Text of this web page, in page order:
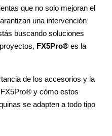
que no solo mejoran el
una intervención
buscando soluciones
FX5Pro® es la
de los accesorios y la
y cómo estos
se adapten a todo tipo